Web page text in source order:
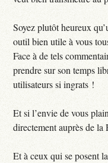
Soyez plutôt heureux
outil bien utile à vous
Face à de tels
prendre sur son temps
utilisateurs si ingrats !
Et si l’envie de vous
directement auprès de
Et à ceux qui se posent